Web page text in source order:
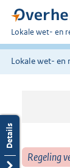
U
bent
hier:
Lokale wet- en
Lokale wet- en
Regeling